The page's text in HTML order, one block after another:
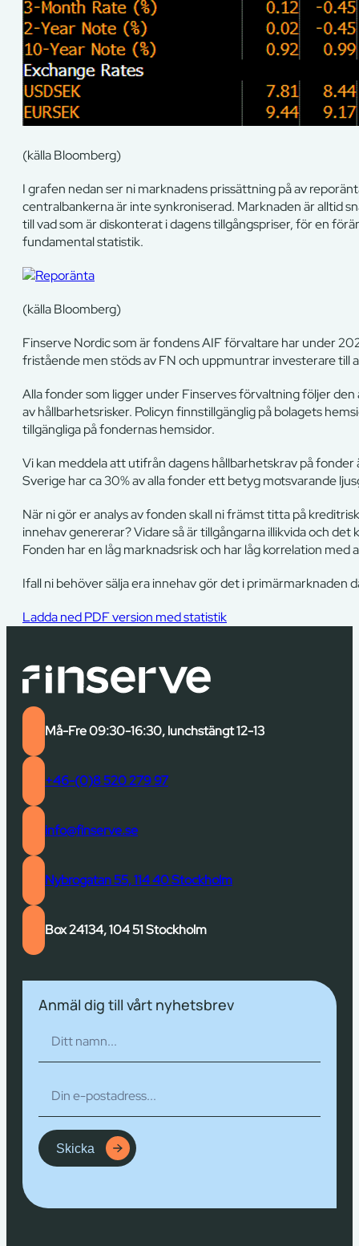
(källa Bloomberg)
I grafen nedan ser ni marknadens prissättning på av
centralbankerna är inte synkroniserad. Marknaden är alltid
till vad som är diskonterat i dagens tillgångspriser, för en
fundamental statistik.
(källa Bloomberg)
Finserve Nordic som är fondens AIF förvaltare har under
fristående men stöds av FN och uppmuntrar investerare
Alla fonder som ligger under Finserves förvaltning följer
av hållbarhetsrisker. Policyn finnstillgänglig på bolagets
tillgängliga på fondernas hemsidor.
Vi kan meddela att utifrån dagens hållbarhetskrav på
Sverige har ca 30% av alla fonder ett betyg motsvarande
När ni gör er analys av fonden skall ni främst titta på
innehav genererar? Vidare så är tillgångarna illikvida och
Fonden har en låg marknadsrisk och har låg korrelation med
Ifall ni behöver sälja era innehav gör det i primärmarknaden
Ladda ned PDF version med statistik
Må-Fre 09:30-16:30, lunchstängt 12-13
+46-(0)8 520 279 97
info@finserve.se
Nybrogatan 55, 114 40 Stockholm
Box 24134, 104 51 Stockholm
Anmäl dig till vårt nyhetsbrev
Skicka